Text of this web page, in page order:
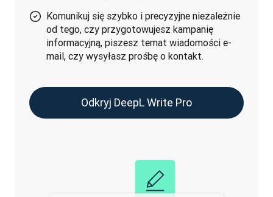
Komunikuj się szybko i precyzyjne niezależnie
od tego, czy przygotowujesz kampanię
informacyjną, piszesz temat wiadomości e-
mail, czy wysyłasz prośbę o kontakt.
Odkryj DeepL Write Pro